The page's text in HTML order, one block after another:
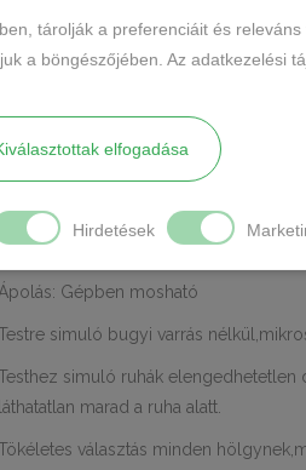
Márka:Hana
MEGOSZTÁS
TOVÁBBI
Anyaga: 90%poliamid, 10% elastan
Márka: Hana
Ápolás: Gépben mosható
simuló bugyi varrás
simuló ruhák elengedhetetlen
láthatatlan marad a ruha alatt.
választás minden
tárolják a preferenciáit és
a böngészőjében. Az adatkezelési
elfogadása
Hirdetések